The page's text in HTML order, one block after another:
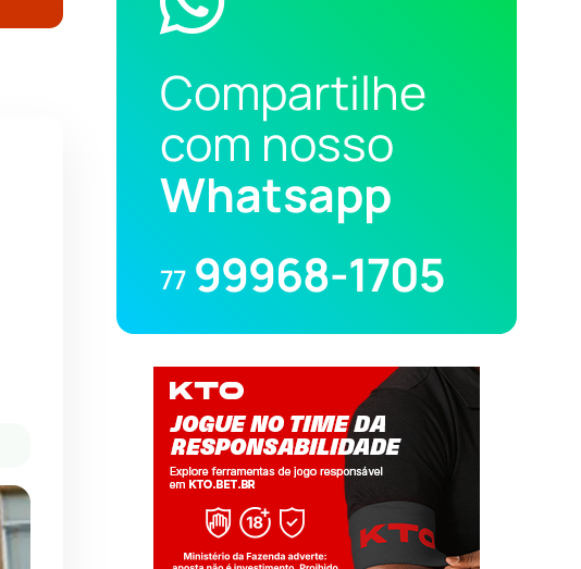
Compartilhe
com nosso
Whatsapp
77 99968-1705